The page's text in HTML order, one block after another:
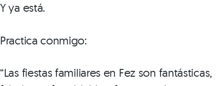
Y ya está.
Practica conmigo:
“Las fiestas familiares en Fez son fantásticas,